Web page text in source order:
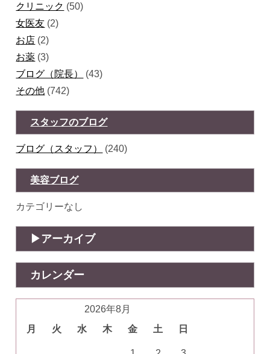
クリニック (50)
女医友 (2)
お店 (2)
お薬 (3)
ブログ（院長）
(43)
その他 (742)
スタッフのブログ
ブログ（スタッフ） (240)
美容ブログ
カテゴリーなし
アーカイブ
カレンダー
2026年8月
月
火 水 木 金 土 日